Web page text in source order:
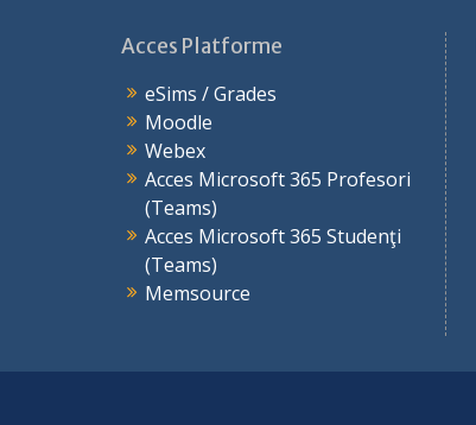
Acces Platforme
eSims / Grades
Moodle
Webex
Acces Microsoft 365 Profesori
(Teams)
Acces Microsoft 365 Studenţi
(Teams)
Memsource